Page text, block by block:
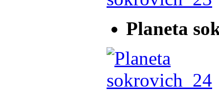
Planeta